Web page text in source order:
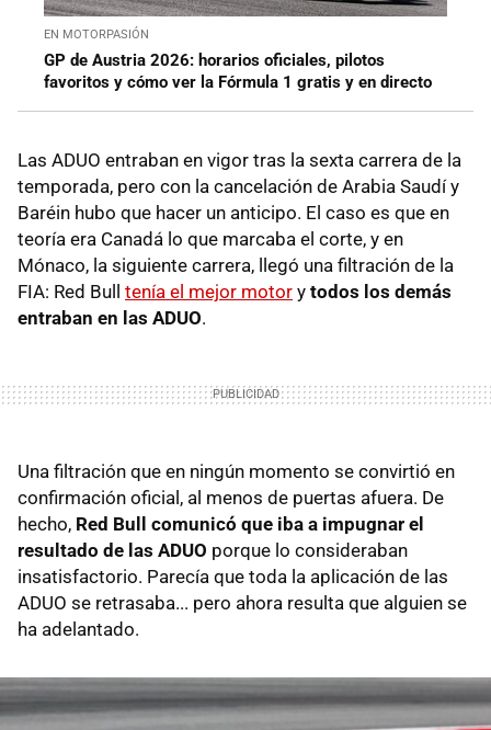
EN MOTORPASIÓN
GP de Austria 2026: horarios oficiales, pilotos
favoritos y cómo ver la Fórmula 1 gratis y en directo
Las ADUO entraban en vigor tras la sexta carrera de la
temporada, pero con la cancelación de Arabia Saudí y
Baréin hubo que hacer un anticipo. El caso es que en
teoría era Canadá lo que marcaba el corte, y en
Mónaco, la siguiente carrera, llegó una filtración de la
FIA: Red Bull tenía el mejor motor y todos los demás
entraban en las ADUO.
Una filtración que en ningún momento se convirtió en
confirmación oficial, al menos de puertas afuera. De
hecho, Red Bull comunicó que iba a impugnar el
resultado de las ADUO porque lo consideraban
insatisfactorio. Parecía que toda la aplicación de las
ADUO se retrasaba... pero ahora resulta que alguien se
ha adelantado.